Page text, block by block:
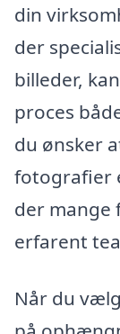
din
der
billeder,
proces
du ønsker
fotografier
der mange
erfarent
Når du